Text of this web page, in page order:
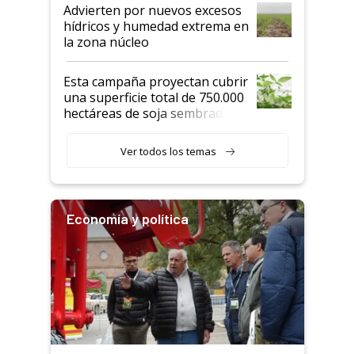
Advierten por nuevos excesos
hídricos y humedad extrema en
la zona núcleo
Esta campaña proyectan cubrir
una superficie total de 750.000
hectáreas de soja sembradas
variedades que marcan un
salto tecnológico en genética y
Ver todos los temas
Economía y política